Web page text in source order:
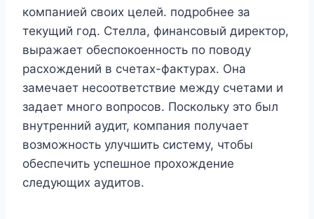
компанией своих целей. подробнее за
текущий год. Стелла, финансовый директор,
выражает обеспокоенность по поводу
расхождений в счетах-фактурах. Она
замечает несоответствие между счетами и
задает много вопросов. Поскольку это был
внутренний аудит, компания получает
возможность улучшить систему, чтобы
обеспечить успешное прохождение
следующих аудитов.